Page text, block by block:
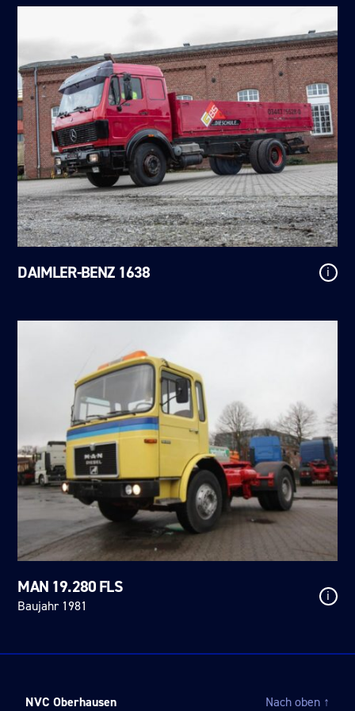
DAIMLER-BENZ 1638 i
MAN 19.280 FLS
Baujahr 1981
i
NVC Oberhausen Nach oben ↑